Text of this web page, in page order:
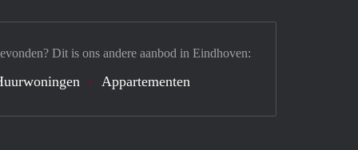
Dit is ons andere aanbod in Eindhoven:
Appartementen